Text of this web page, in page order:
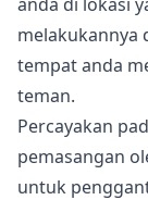
melakukannya
tempat anda
teman.
Percayakan
pemasangan
untuk